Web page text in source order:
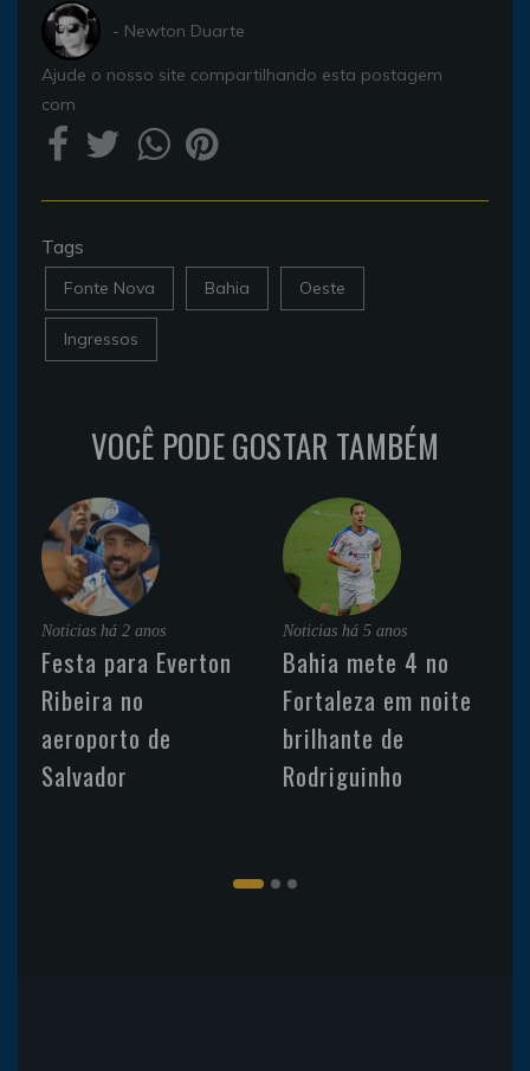
- Newton Duarte
Ajude o nosso site compartilhando esta postagem
com
Tags
Fonte Nova Bahia Oeste
Ingressos
VOCÊ PODE GOSTAR TAMBÉM
Noticias há 2 anos
Festa para Everton
Ribeira no
aeroporto de
Salvador
Noticias há 5 anos
Bahia mete 4 no
Fortaleza em noite
brilhante de
Rodriguinho